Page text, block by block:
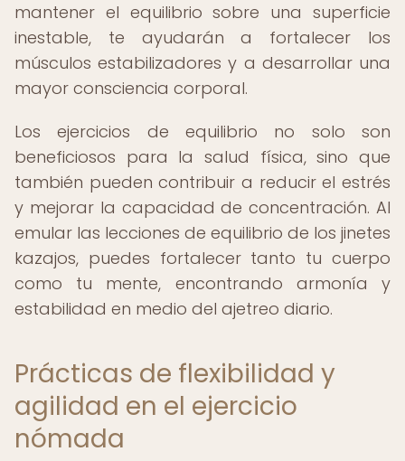
mantener el equilibrio sobre una superficie
inestable, te ayudarán a fortalecer los
músculos estabilizadores y a desarrollar una
mayor consciencia corporal.
Los ejercicios de equilibrio no solo son
beneficiosos para la salud física, sino que
también pueden contribuir a reducir el estrés
y mejorar la capacidad de concentración. Al
emular las lecciones de equilibrio de los jinetes
kazajos, puedes fortalecer tanto tu cuerpo
como tu mente, encontrando armonía y
estabilidad en medio del ajetreo diario.
Prácticas de flexibilidad y
agilidad en el ejercicio
nómada